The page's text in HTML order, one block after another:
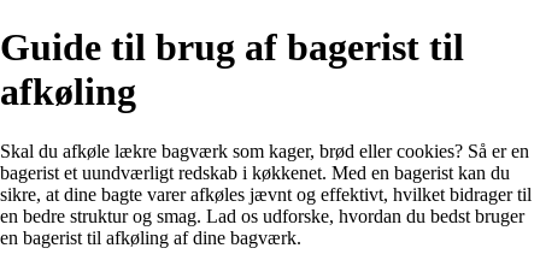
Guide til brug af bagerist til
afkøling
Skal du afkøle lækre bagværk som kager, brød eller cookies? Så er en
bagerist et uundværligt redskab i køkkenet. Med en bagerist kan du
sikre, at dine bagte varer afkøles jævnt og effektivt, hvilket bidrager til
en bedre struktur og smag. Lad os udforske, hvordan du bedst bruger
en bagerist til afkøling af dine bagværk.